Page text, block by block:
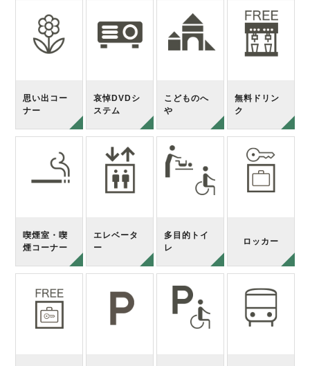
思い出コー
ナー
哀悼DVDシ
ステム
こどものへ
や
無料ドリン
ク
喫煙室・喫
煙コーナー
エレベータ
ー
多目的トイ
レ
ロッカー